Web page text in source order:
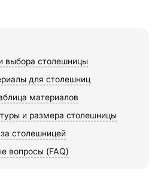
выбора столешницы
для столешниц
материалов
и размера столешницы
столешницей
вопросы (FAQ)